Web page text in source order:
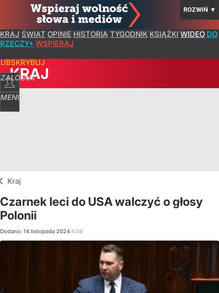
ROZWIŃ ▼
KRAJ ŚWIAT OPINIE HISTORIA TYGODNIK KSIĄŻKI WIDEO DO
RZECZY+ WSPIERAJ
ZALOGUJ
MENU
KRAJ
Kraj
Czarnek leci do USA walczyć o głosy
Polonii
Dodano: 14 listopada 2024 6:08